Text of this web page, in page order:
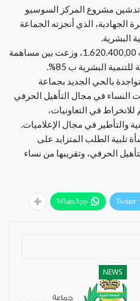
يوم الجمعة 17 ماي 2019، تدشين مشروع المركز السوسيو
الجهادية، الذي أنجزته الجماعة
البشرية.
المشروع أنجز بكلفة إجمالية بلغت 1.620.400,00، وزعت بين مساهمة
بالحي الجديد بجماعة
النساء في مجال التأهيل الحرفي
في التعاونيات،
والتأطير في مجال الإعلاميات.
تلبية الطلب المتزايد على
الحرفي، وتقريبها من نساء
Twitter
WhatsApp
NEWS